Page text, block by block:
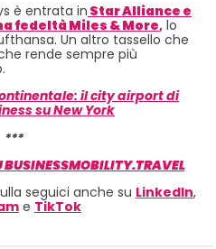
è entrata in Star Alliance e
fedeltà Miles & More, lo
Un altro tassello che
rende sempre più
il city airport di
su New York
***
BUSINESSMOBILITY.TRAVEL
seguici anche su LinkedIn,
e TikTok